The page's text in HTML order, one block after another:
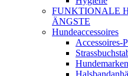
FUNKTIONALE
ÄNGSTE
Hundeaccessoires
Accessoires-
Hundemarken